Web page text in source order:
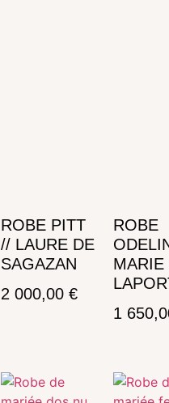
ROBE PITT
// LAURE DE
SAGAZAN
2 000,00 €
ROBE
MARIE
1